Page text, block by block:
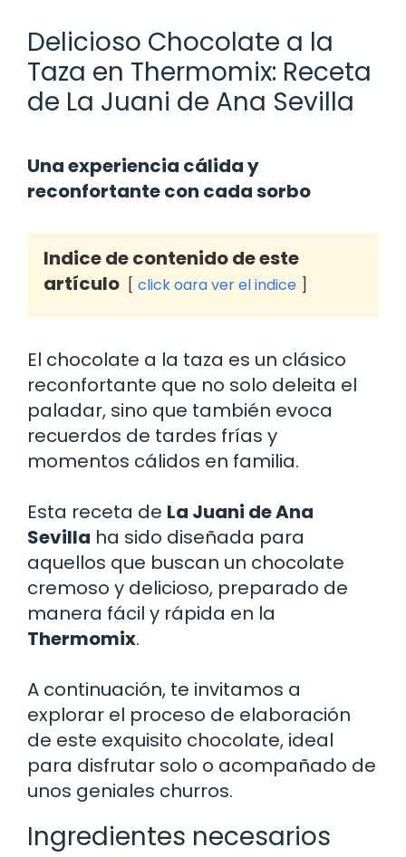
Delicioso Chocolate a la
Taza en Thermomix: Receta
de La Juani de Ana Sevilla
Una experiencia cálida y
reconfortante con cada sorbo
Indice de contenido de este
artículo
click oara ver el indice
El chocolate a la taza es un clásico
reconfortante que no solo deleita el
paladar, sino que también evoca
recuerdos de tardes frías y
momentos cálidos en familia.
Esta receta de La Juani de Ana
Sevilla ha sido diseñada para
aquellos que buscan un chocolate
cremoso y delicioso, preparado de
manera fácil y rápida en la
Thermomix.
A continuación, te invitamos a
explorar el proceso de elaboración
de este exquisito chocolate, ideal
para disfrutar solo o acompañado de
unos geniales churros.
Ingredientes necesarios